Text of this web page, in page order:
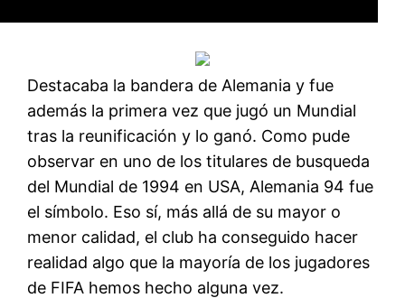
Destacaba la bandera de Alemania y fue
además la primera vez que jugó un Mundial
tras la reunificación y lo ganó. Como pude
observar en uno de los titulares de busqueda
del Mundial de 1994 en USA, Alemania 94 fue
el símbolo. Eso sí, más allá de su mayor o
menor calidad, el club ha conseguido hacer
realidad algo que la mayoría de los jugadores
de FIFA hemos hecho alguna vez.